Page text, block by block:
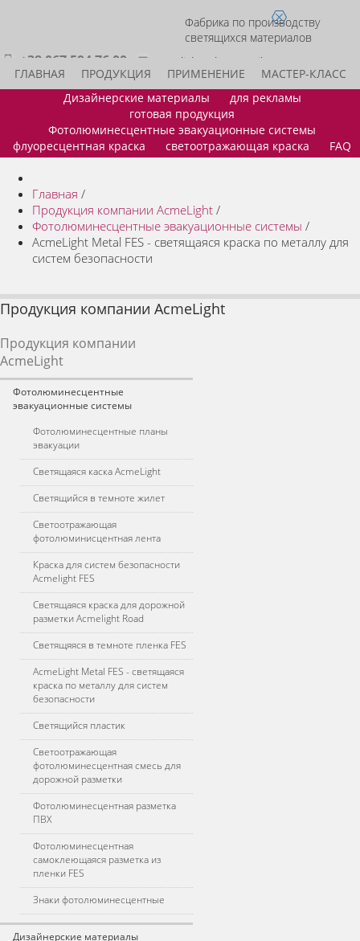
Фабрика по производству
светящихся материалов
+38 067 594 76 00 acmelight.sales@gmail.com
ГЛАВНАЯ ПРОДУКЦИЯ ПРИМЕНЕНИЕ МАСТЕР-КЛАСС
ИДЕИ ДЛЯ БИЗНЕСА СТАТЬ ДИЛЕРОМ
Дизайнерские материалы
для рекламы
готовая продукция
Фотолюминесцентные эвакуационные системы
флуоресцентная краска
светоотражающая краска FAQ
Главная /
Продукция компании AcmeLight /
Фотолюминесцентные эвакуационные системы /
AcmeLight Metal FES - светящаяся краска по металлу для
систем безопасности
Продукция компании AcmeLight
Продукция компании
AcmeLight
Фотолюминесцентные
эвакуационные системы
Фотолюминесцентные планы
эвакуации
Светящаяся каска AcmeLight
Светящийся в темноте жилет
Светоотражающая
фотолюминисцентная лента
Краска для систем безопасности
Acmelight FES
Светящаяся краска для дорожной
разметки Acmelight Road
Светящяяся в темноте пленка FES
AcmeLight Metal FES - светящаяся
краска по металлу для систем
безопасности
Светящийся пластик
Светоотражающая
фотолюминесцентная смесь для
дорожной разметки
Фотолюминесцентная разметка
ПВХ
Фотолюминесцентная
самоклеющаяся разметка из
пленки FES
Знаки фотолюминесцентные
Дизайнерские материалы